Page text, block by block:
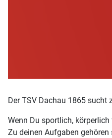
Der TSV Dachau 1865
Wenn Du sportlich,
Zu deinen Aufgaben